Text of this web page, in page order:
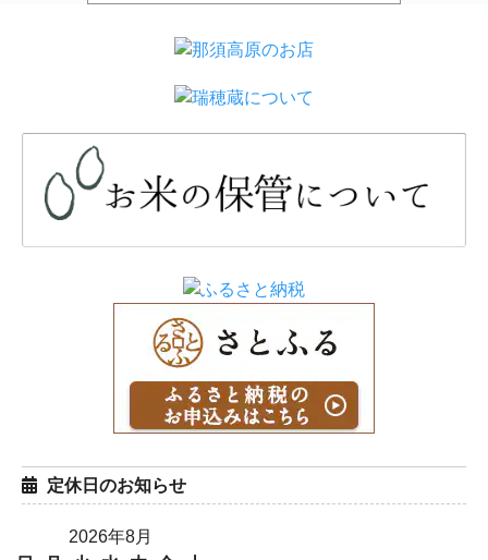
白米5Kg袋（那須厳選コシ
ヒカリ 令和7年度産）
4,450円(税込)
白米10Kg袋（那須厳選コ
シヒカリ 令和7年度産）
定休日のお知らせ
2026年8月